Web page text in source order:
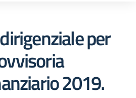
per
2019.